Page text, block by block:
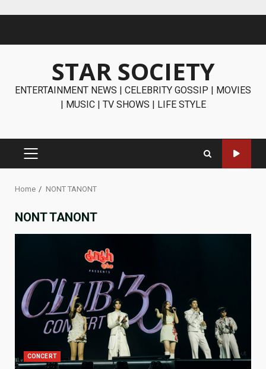
STAR SOCIETY
ENTERTAINMENT NEWS | CELEBRITY GOSSIP | MOVIES
| MUSIC | TV SHOWS | LIFE STYLE
PRIMARY
Home NONT TANONT
NONT TANONT
CONCERT